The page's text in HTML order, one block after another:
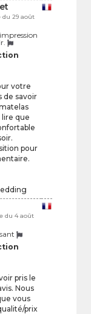
du 29 août
votre
de savoir
lire que
pour
du 4 août
pris le
Nous
vous
prix